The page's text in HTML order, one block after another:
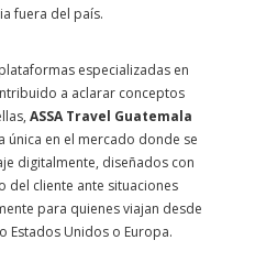
fuera del país.
especializadas en
a aclarar conceptos
ASSA Travel Guatemala
en el mercado donde se
digitalmente, diseñados con
del cliente ante situaciones
para quienes viajan desde
Estados Unidos o Europa.